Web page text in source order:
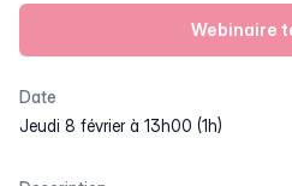
Webinaire
Date
jeudi 8 février à 13h00 (1h)